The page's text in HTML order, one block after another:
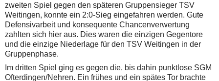
zweiten Spiel gegen den späteren Gruppensieger TSV
Weitingen, konnte ein 2:0-Sieg eingefahren werden. Gute
Defensivarbeit und konsequente Chancenverwertung
zahlten sich hier aus. Dies waren die einzigen Gegentore
und die einzige Niederlage für den TSV Weitingen in der
Gruppenphase.
Im dritten Spiel ging es gegen die, bis dahin punktlose SGM
Ofterdingen/Nehren. Ein frühes und ein spätes Tor brachte